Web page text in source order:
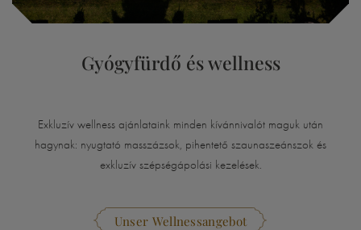
Gyógyfürdő és wellness
Exkluzív wellness ajánlataink minden kívánnivalót maguk után
hagynak: nyugtató masszázsok, pihentető szaunaszeánszok és
exkluzív szépségápolási kezelések.
Unser Wellnessangebot